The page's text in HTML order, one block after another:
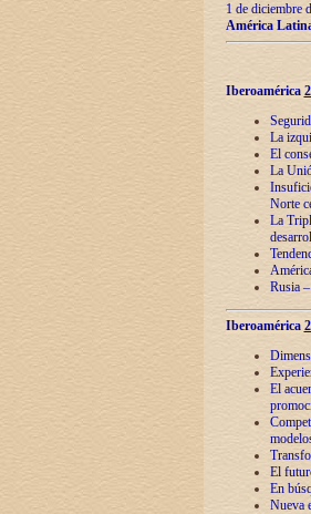
1 de diciembre
América
Iberoamérica
La
El
La
Norte
La
Rusia
Iberoamérica
El
El
En
Nueva